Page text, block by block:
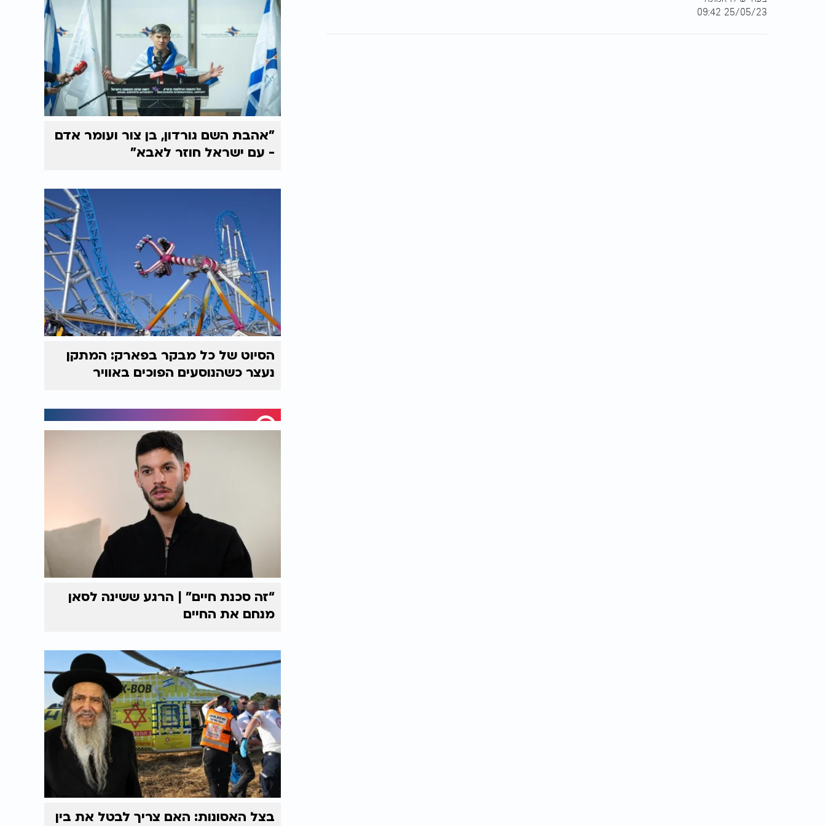
25/05/23 09:42
"אהבת השם גורדון, בן צור ועומר אדם
- עם ישראל חוזר לאבא"
הסיוט של כל מבקר בפארק: המתקן
נעצר כשהנוסעים הפוכים באוויר
“זה סכנת חיים” | הרגע ששינה לסאן
מנחם את החיים
בצל האסונות: האם צריך לבטל את בין